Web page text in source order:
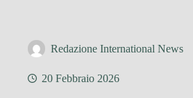
Redazione International News
20 Febbraio 2026